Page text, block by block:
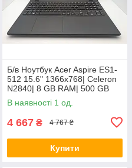
Б/в Ноутбук Acer Aspire ES1-
512 15.6" 1366x768| Celeron
N2840| 8 GB RAM| 500 GB
HDD| HD
В наявності 1 од.
4 667 ₴ 4 767 ₴
Купити